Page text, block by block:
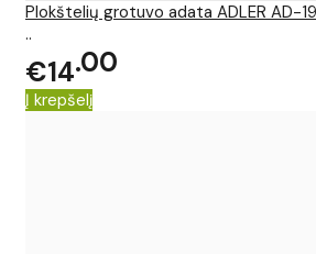
Plokštelių grotuvo adata ADLER AD-
..
€14 00
Į krepšelį